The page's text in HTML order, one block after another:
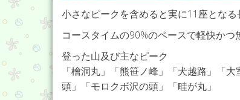
小さなピークを含めると実に11座となる
コースタイムの90%のペースで軽快かつ
登った山及び主なピーク
「檜洞丸」「熊笹ノ峰」「犬越路」「
頭」「モロクボ沢の頭」「畦が丸」